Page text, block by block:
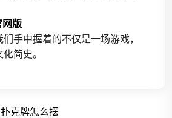
版
手中握着的不仅是一场游戏，
简史。
克牌怎么摆